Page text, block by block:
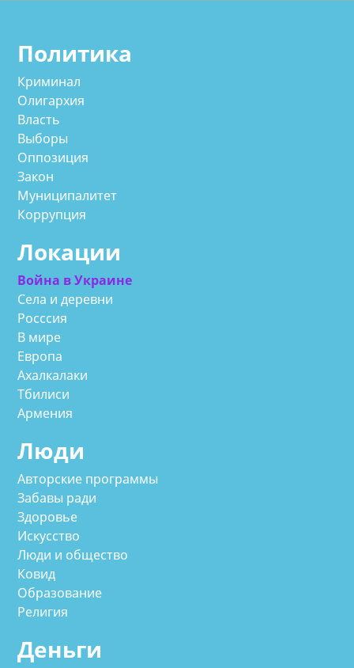
Политика
Криминал
Олигархия
Власть
Выборы
Оппозиция
Закон
Муниципалитет
Коррупция
Локации
Война в Украине
Села и деревни
Росссия
В мире
Европа
Ахалкалаки
Тбилиси
Армения
Люди
Авторские программы
Забавы ради
Здоровье
Искусство
Люди и общество
Ковид
Образование
Религия
Деньги